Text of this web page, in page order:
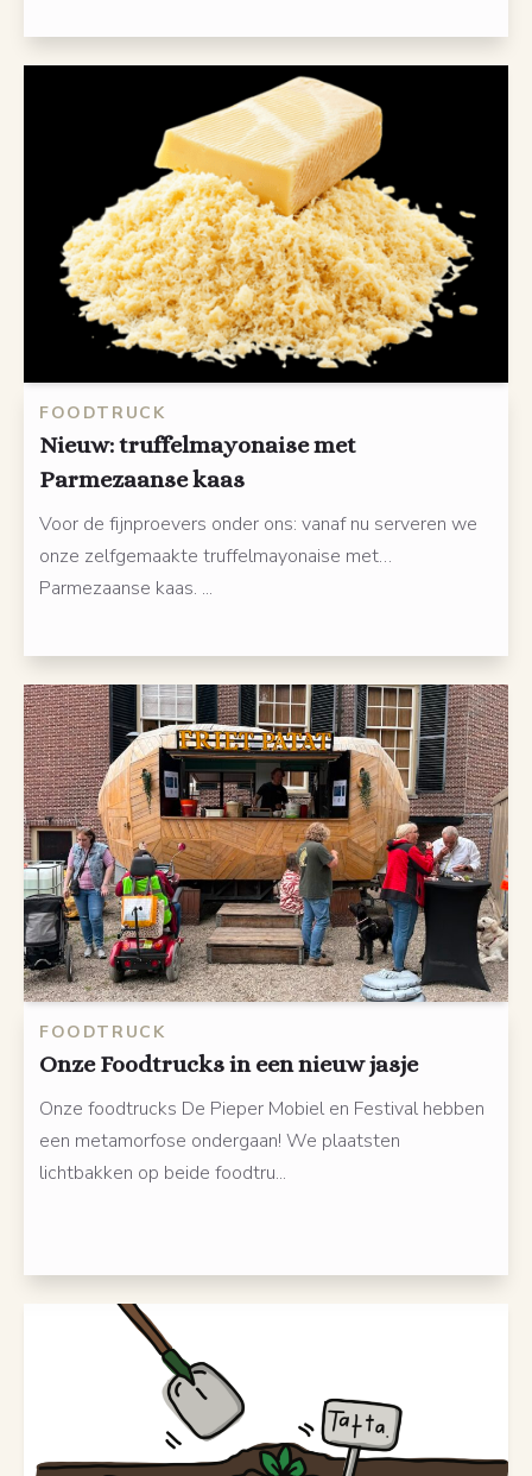
FOODTRUCK
Nieuw: truffelmayonaise met
Parmezaanse kaas
Voor de fijnproevers onder ons: vanaf nu serveren we
onze zelfgemaakte truffelmayonaise met…
Parmezaanse kaas. ...
FOODTRUCK
Onze Foodtrucks in een nieuw jasje
Onze foodtrucks De Pieper Mobiel en Festival hebben
een metamorfose ondergaan! We plaatsten
lichtbakken op beide foodtru...